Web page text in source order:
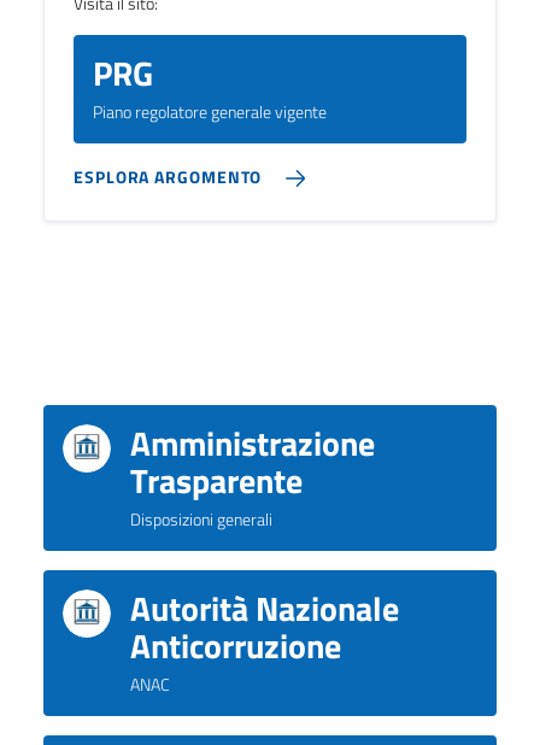
PRG
Piano regolatore generale vigente
ESPLORA ARGOMENTO
Amministrazione
Trasparente
Disposizioni generali
Autorità Nazionale
Anticorruzione
ANAC